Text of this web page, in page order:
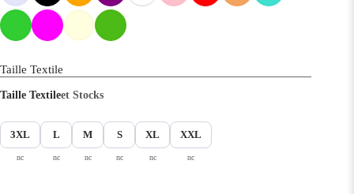
Taille Textile
Taille Textileet Stocks
3XL
nc
L
nc
M
nc
S
nc
XL
nc
XXL
nc